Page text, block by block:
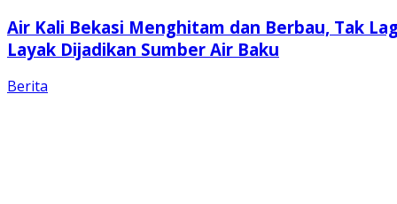
Air Kali Bekasi Menghitam dan Berbau, Tak
Layak Dijadikan Sumber Air Baku
Berita